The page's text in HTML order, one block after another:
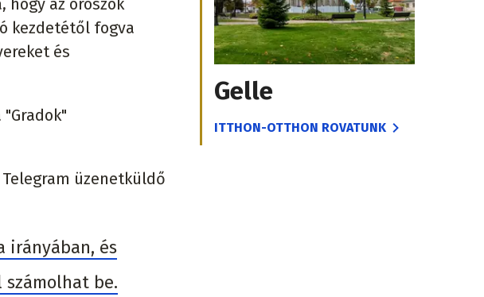
az oroszok
kezdetétől fogva
és
üzenetküldő
irányában, és
be.
Gelle
ITTHON-OTTHON ROVATUNK